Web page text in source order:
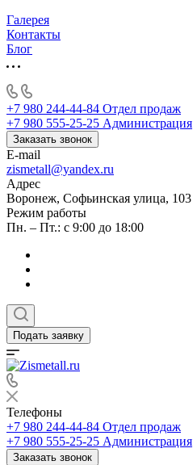
Галерея
Контакты
Блог
+7 980 244-44-84 Отдел продаж
+7 980 555-25-25 Администрация
Заказать звонок
E-mail
zismetall@yandex.ru
Адрес
Воронеж, Софьинская улица, 103
Режим работы
Пн. – Пт.: с 9:00 до 18:00
Подать заявку
Телефоны
+7 980 244-44-84 Отдел продаж
+7 980 555-25-25 Администрация
Заказать звонок